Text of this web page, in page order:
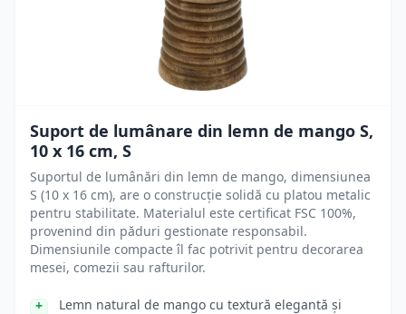
Suport de lumânare din lemn de mango S,
10 x 16 cm, S
Suportul de lumânări din lemn de mango, dimensiunea
S (10 x 16 cm), are o construcție solidă cu platou metalic
pentru stabilitate. Materialul este certificat FSC 100%,
provenind din păduri gestionate responsabil.
Dimensiunile compacte îl fac potrivit pentru decorarea
mesei, comezii sau rafturilor.
Lemn natural de mango cu textură elegantă și